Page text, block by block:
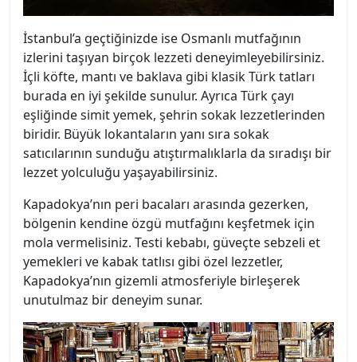
İstanbul’a geçtiğinizde ise Osmanlı mutfağının
izlerini taşıyan birçok lezzeti deneyimleyebilirsiniz.
İçli köfte, mantı ve baklava gibi klasik Türk tatları
burada en iyi şekilde sunulur. Ayrıca Türk çayı
eşliğinde simit yemek, şehrin sokak lezzetlerinden
biridir. Büyük lokantaların yanı sıra sokak
satıcılarının sunduğu atıştırmalıklarla da sıradışı bir
lezzet yolculuğu yaşayabilirsiniz.
Kapadokya’nın peri bacaları arasında gezerken,
bölgenin kendine özgü mutfağını keşfetmek için
mola vermelisiniz. Testi kebabı, güveçte sebzeli et
yemekleri ve kabak tatlısı gibi özel lezzetler,
Kapadokya’nın gizemli atmosferiyle birleşerek
unutulmaz bir deneyim sunar.